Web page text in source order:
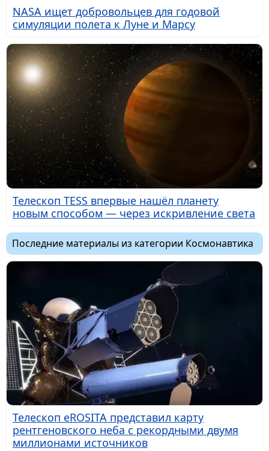
NASA ищет добровольцев для годовой
симуляции полета к Луне и Марсу
Телескоп TESS впервые нашёл планету
новым способом — через искривление света
Последние материалы из категории Космонавтика
Телескоп eROSITA представил карту
рентгеновского неба с рекордными двумя
миллионами источников